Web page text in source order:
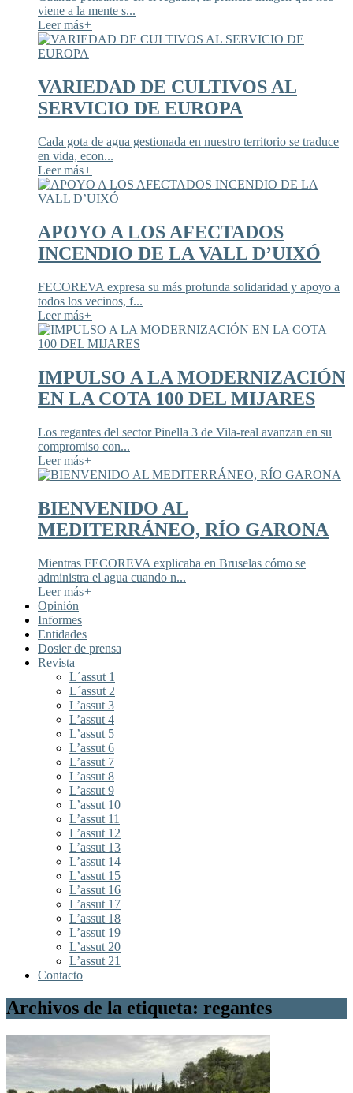
viene a la mente s...
Leer más+
VARIEDAD DE CULTIVOS AL
SERVICIO DE EUROPA
Cada gota de agua gestionada en nuestro territorio se traduce
en vida, econ...
Leer más+
APOYO A LOS AFECTADOS
INCENDIO DE LA VALL D’UIXÓ
FECOREVA expresa su más profunda solidaridad y apoyo a
todos los vecinos, f...
Leer más+
IMPULSO A LA MODERNIZACIÓN
EN LA COTA 100 DEL MIJARES
Los regantes del sector Pinella 3 de Vila-real avanzan en su
compromiso con...
Leer más+
BIENVENIDO AL
MEDITERRÁNEO, RÍO GARONA
Mientras FECOREVA explicaba en Bruselas cómo se
administra el agua cuando n...
Leer más+
Opinión
Informes
Entidades
Dosier de prensa
Revista
L´assut 1
L´assut 2
L’assut 3
L’assut 4
L’assut 5
L’assut 6
L’assut 7
L’assut 8
L’assut 9
L’assut 10
L’assut 11
L’assut 12
L’assut 13
L’assut 14
L’assut 15
L’assut 16
L’assut 17
L’assut 18
L’assut 19
L’assut 20
L’assut 21
Contacto
Archivos de la etiqueta: regantes